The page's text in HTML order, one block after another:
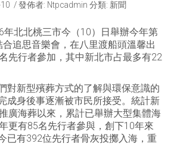
發佈者: Ntpcadmin 分類: 新聞
年北北桃三市今（10）日舉辦今年第
追思音樂會，在八里渡船頭溫馨出
先行者參加，其中新北市占最多有22
對新型殯葬方式的了解與環保意識的
成身後事逐漸被市民所接受。統計新
廣海葬以來，累計已舉辦大型集體海
更有85名先行者參與，創下10年來
已有392位先行者骨灰投擲入海，重